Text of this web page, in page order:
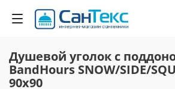
Душевой уголок с
BandHours SNOW/SIDE/
90х90